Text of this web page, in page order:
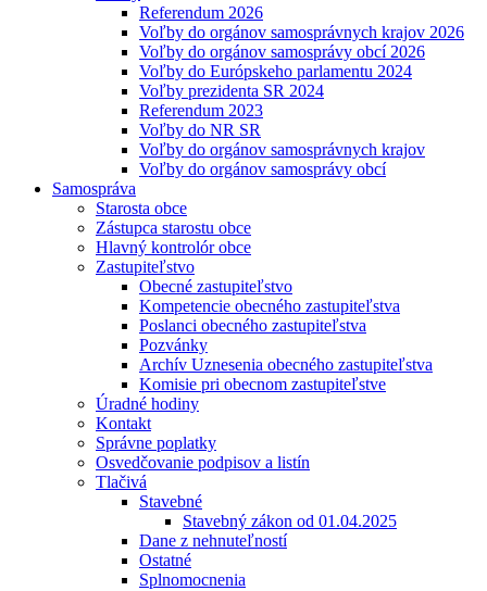
Referendum 2026
Voľby do orgánov samosprávnych krajov 2026
Voľby do orgánov samosprávy obcí 2026
Voľby do Európskeho parlamentu 2024
Voľby prezidenta SR 2024
Referendum 2023
Voľby do NR SR
Voľby do orgánov samosprávnych krajov
Voľby do orgánov samosprávy obcí
Samospráva
Starosta obce
Zástupca starostu obce
Hlavný kontrolór obce
Zastupiteľstvo
Obecné zastupiteľstvo
Kompetencie obecného zastupiteľstva
Poslanci obecného zastupiteľstva
Pozvánky
Archív Uznesenia obecného zastupiteľstva
Komisie pri obecnom zastupiteľstve
Úradné hodiny
Kontakt
Správne poplatky
Osvedčovanie podpisov a listín
Tlačivá
Stavebné
Stavebný zákon od 01.04.2025
Dane z nehnuteľností
Ostatné
Splnomocnenia